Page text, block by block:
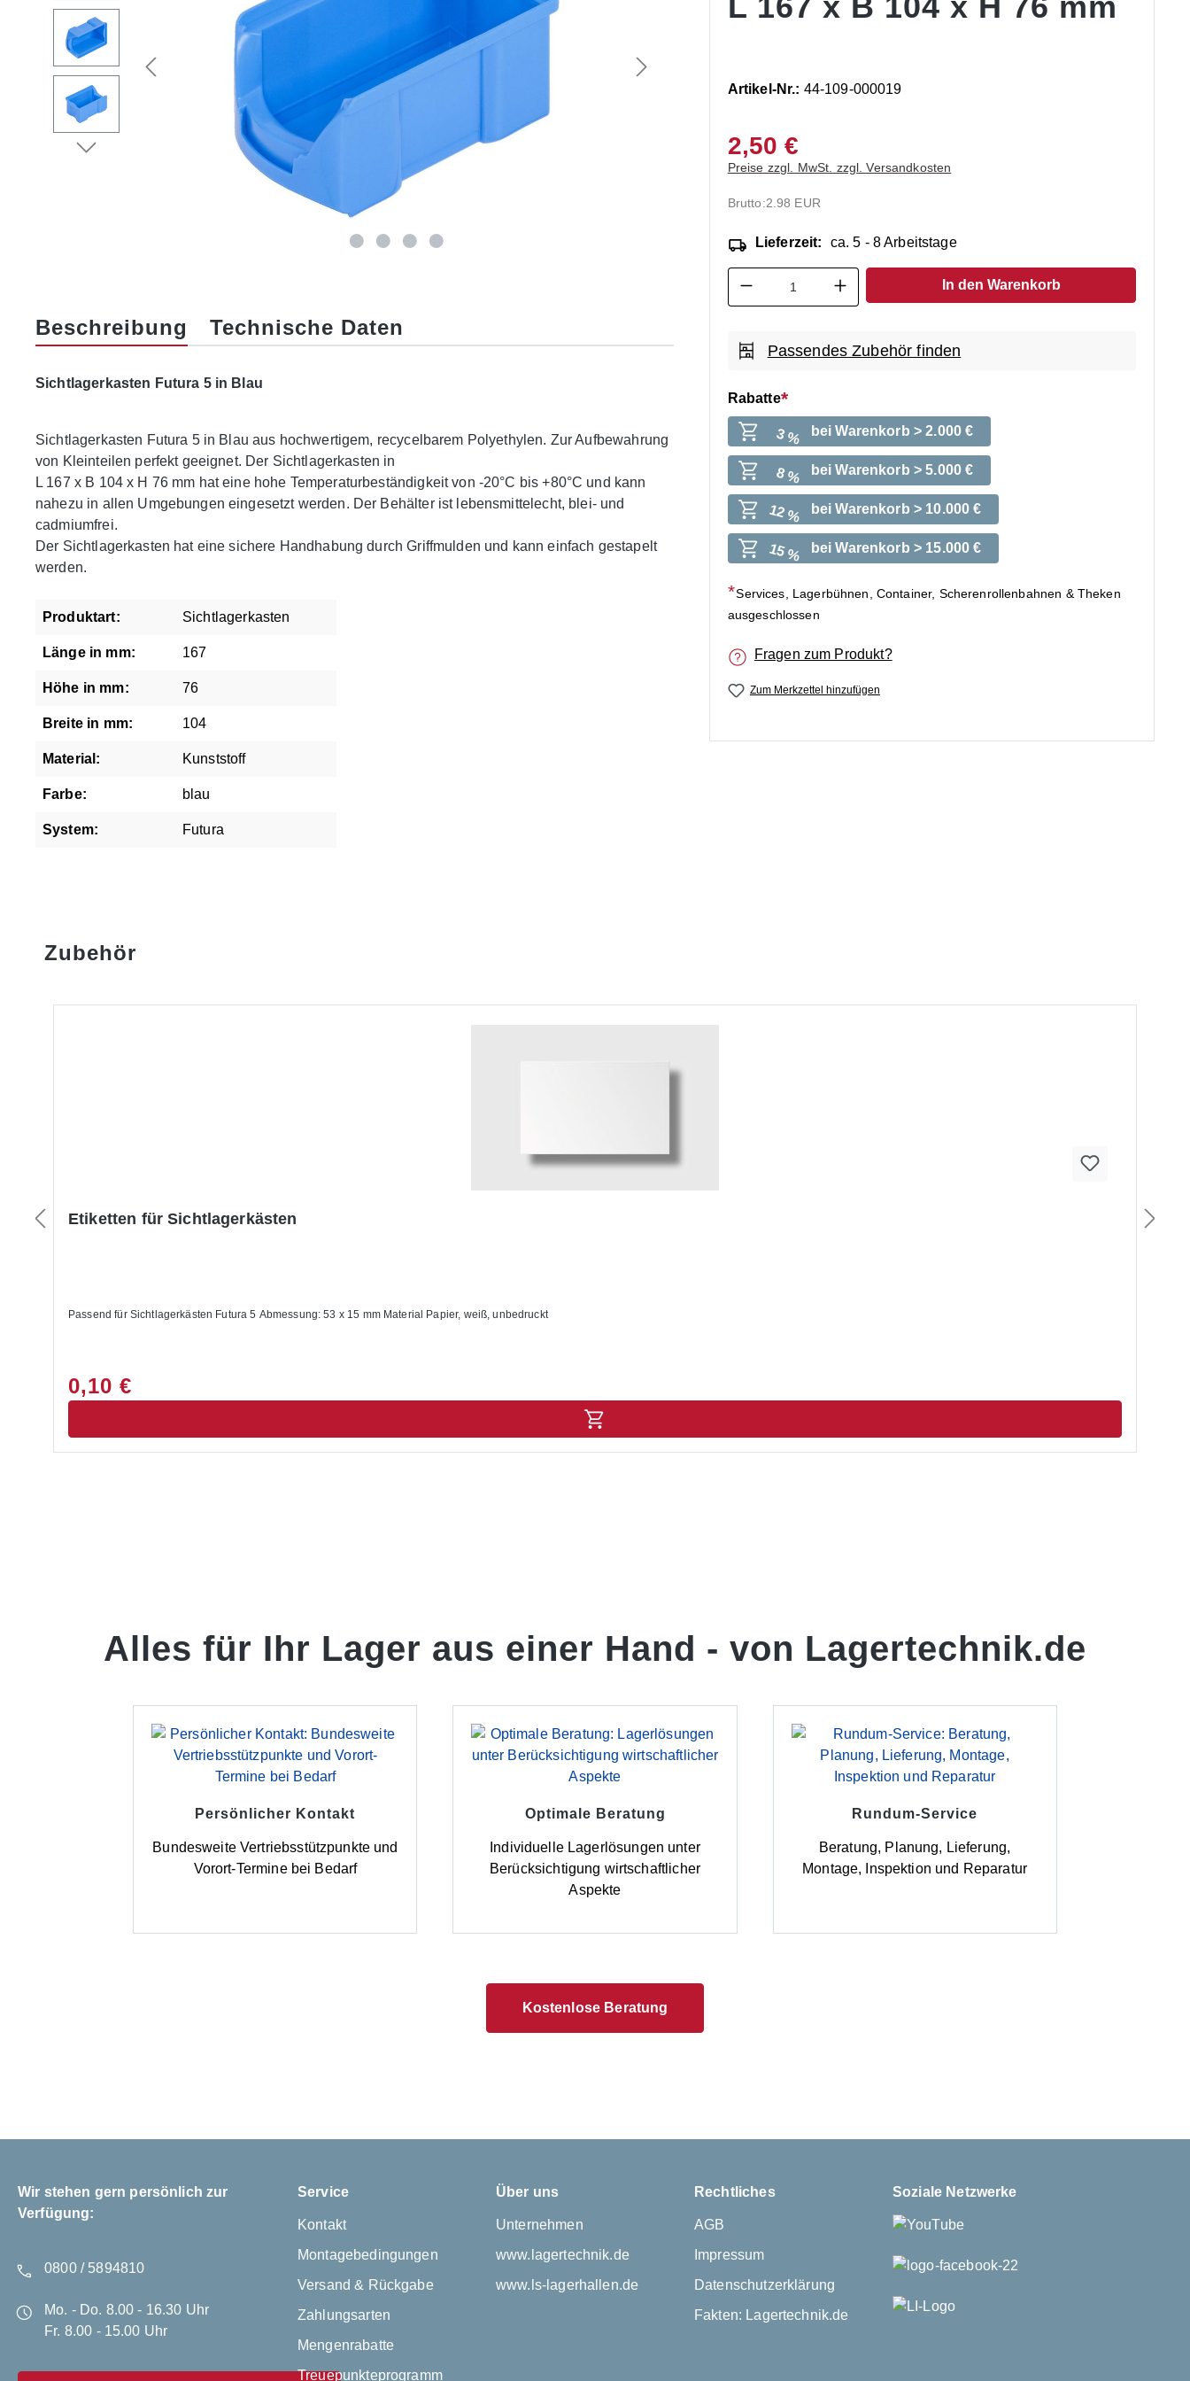
Artikel-Nr.: 44-109-000019
2,50 €
Preise zzgl. MwSt. zzgl. Versandkosten
Brutto:2.98 EUR
Lieferzeit: ca. 5 - 8 Arbeitstage
Produkt Anzahl: Gib den gewünschten Wert ein
In den Warenkorb
Passendes Zubehör finden
Rabatte
3 % bei Warenkorb > 2.000 €
8 % bei Warenkorb > 5.000 €
12 % bei Warenkorb > 10.000 €
15 % bei Warenkorb > 15.000 €
Services, Lagerbühnen, Container, Scherenrollenbahnen & Theken
ausgeschlossen
Fragen zum Produkt?
Zum Merkzettel hinzufügen
Beschreibung Technische Daten
Sichtlagerkasten Futura 5 in Blau
Sichtlagerkasten Futura 5 in Blau aus hochwertigem, recycelbarem Polyethylen. Zur Aufbewahrung
von Kleinteilen perfekt geeignet. Der Sichtlagerkasten in
L 167 x B 104 x H 76 mm hat eine hohe Temperaturbeständigkeit von -20°C bis +80°C und kann
nahezu in allen Umgebungen eingesetzt werden. Der Behälter ist lebensmittelecht, blei- und
cadmiumfrei.
Der Sichtlagerkasten hat eine sichere Handhabung durch Griffmulden und kann einfach gestapelt
werden.
Produktart: Sichtlagerkasten
Länge in mm: 167
Höhe in mm: 76
Breite in mm: 104
Material: Kunststoff
Farbe: blau
System: Futura
Zubehör
Etiketten für Sichtlagerkästen
Passend für Sichtlagerkästen Futura 5 Abmessung: 53 x 15 mm Material Papier, weiß, unbedruckt
0,10 €
Alles für Ihr Lager aus einer Hand - von Lagertechnik.de
Persönlicher Kontakt
Bundesweite Vertriebsstützpunkte und
Vorort-Termine bei Bedarf
Optimale Beratung
Individuelle Lagerlösungen unter
Berücksichtigung wirtschaftlicher
Aspekte
Rundum-Service
Beratung, Planung, Lieferung,
Montage, Inspektion und Reparatur
Kostenlose Beratung
Wir stehen gern persönlich zur
Verfügung:
0800 / 5894810
Mo. - Do. 8.00 - 16.30 Uhr
Fr. 8.00 - 15.00 Uhr
Service
Kontakt
Montagebedingungen
Versand & Rückgabe
Zahlungsarten
Mengenrabatte
Treuepunkteprogramm
Über uns
Unternehmen
www.lagertechnik.de
www.ls-lagerhallen.de
Rechtliches
AGB
Impressum
Datenschutzerklärung
Fakten: Lagertechnik.de
Soziale Netzwerke